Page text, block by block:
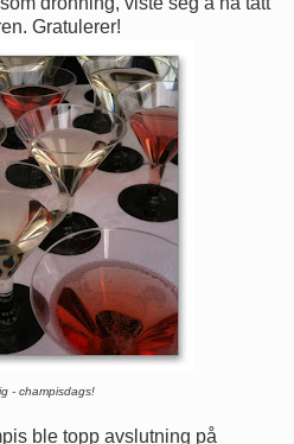
Gratulerer!
- champisdags!
ble topp avslutning på